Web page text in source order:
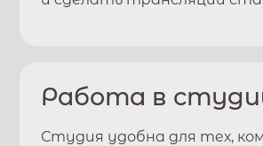
Работа в
Студия удобна для тех,